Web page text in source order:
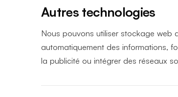
Autres technologies
Nous pouvons utiliser stockage web
automatiquement des informations,
la publicité ou intégrer des réseaux